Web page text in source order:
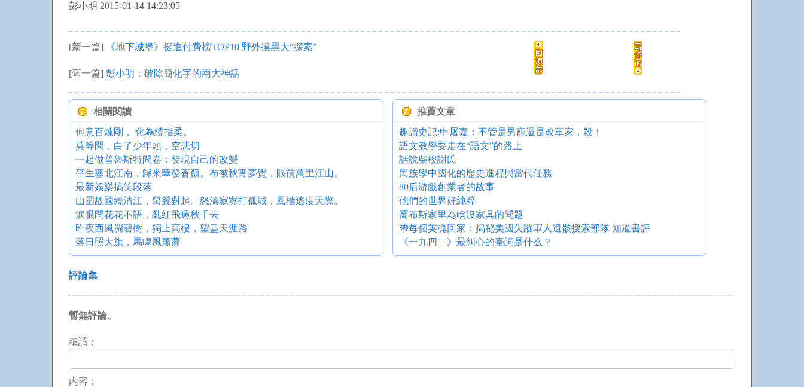
彭小明 2015-01-14 14:23:05
[新一篇] 《地下城堡》挺進付費榜TOP10 野外摸黑大“探索”
[舊一篇] 彭小明：破除簡化字的兩大神話
相關閱讀
何意百煉剛， 化為繞指柔。
莫等閑，白了少年頭，空悲切
一起做普魯斯特問卷：發現自己的改變
平生塞北江南，歸來華發蒼顏。布被秋宵夢覺，眼前萬里江山。
最新娛樂搞笑段落
山圍故國繞清江，髻鬟對起。怒濤寂寞打孤城，風檣遙度天際。
淚眼問花花不語，亂紅飛過秋千去
昨夜西風凋碧樹，獨上高樓，望盡天涯路
落日照大旗，馬鳴風蕭蕭
推薦文章
趣讀史記:申屠嘉：不管是男寵還是改革家，殺！
語文教學要走在“語文”的路上
話說柴樓謝氏
民族學中國化的歷史進程與當代任務
80后游戲創業者的故事
他們的世界好純粹
喬布斯家里為啥沒家具的問題
帶每個英魂回家：揭秘美國失蹤軍人遺骸搜索部隊 知道書評
《一九四二》最糾心的臺詞是什么？
評論集
暫無評論。
稱謂：
内容：